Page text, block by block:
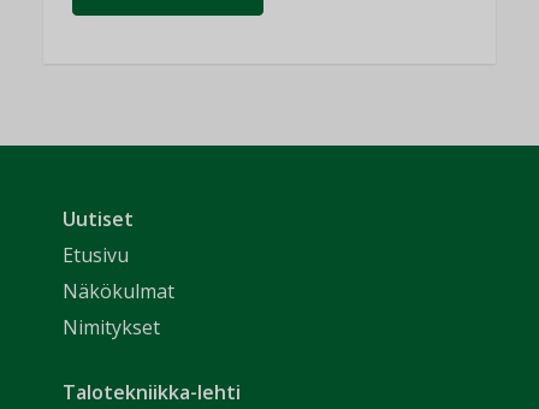
Uutiset
Etusivu
Näkökulmat
Nimitykset
Talotekniikka-lehti